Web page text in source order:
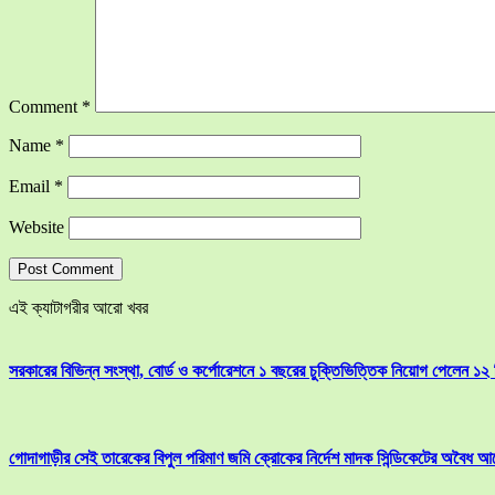
Comment *
Name *
Email *
Website
এই ক্যাটাগরীর আরো খবর
সরকারের বিভিন্ন সংস্থা, বোর্ড ও কর্পোরেশনে ১ বছরের চুক্তিভিত্তিক নিয়োগ পেলেন ১২
গোদাগাড়ীর সেই তারেকের বিপুল পরিমাণ জমি ক্রোকের নির্দেশ মাদক সিন্ডিকেটের অবৈধ